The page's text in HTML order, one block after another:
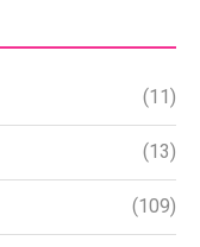
(11)
(13)
(109)